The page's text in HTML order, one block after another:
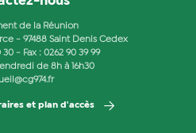
de la Réunion
- 97488 Saint Denis Cedex
30 - Fax : 0262 90 39 99
de 8h à 16h30
et plan d'accès